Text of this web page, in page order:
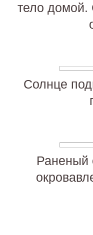
тело домой.
Солнце
Раненый